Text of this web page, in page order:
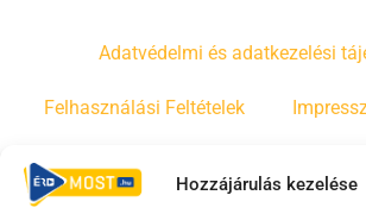
Hozzájárulás kezelése
Adatvédelmi és adatkezelési
Felhasználási Feltételek
Irányelvek